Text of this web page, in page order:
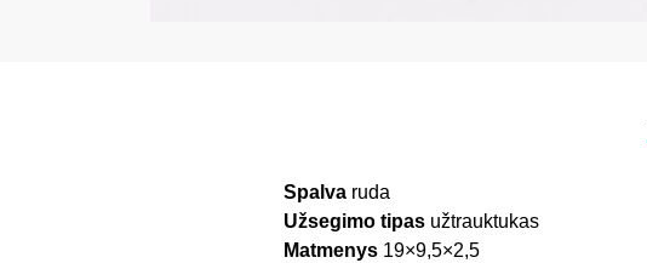
Spalvaruda
Užsegimo tipasužtrauktukas
Matmenys19×9,5×2,5